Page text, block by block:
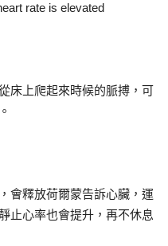
rate is elevated
床上爬起來時候的脈搏，可
會釋放荷爾蒙告訴心臟，運
止心率也會提升，再不休息